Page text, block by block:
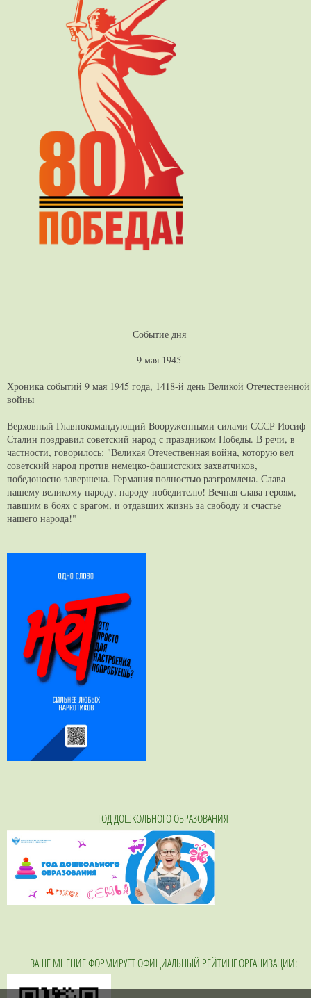
Событие дня
9 мая 1945
Хроника событий 9 мая 1945 года, 1418-й день Великой Отечественной
войны
Верховный Главнокомандующий Вооруженными силами СССР Иосиф
Сталин поздравил советский народ с праздником Победы. В речи, в
частности, говорилось: "Великая Отечественная война, которую вел
советский народ против немецко-фашистских захватчиков,
победоносно завершена. Германия полностью разгромлена. Слава
нашему великому народу, народу-победителю! Вечная слава героям,
павшим в боях с врагом, и отдавших жизнь за свободу и счастье
нашего народа!"
ГОД ДОШКОЛЬНОГО ОБРАЗОВАНИЯ
ВАШЕ МНЕНИЕ ФОРМИРУЕТ ОФИЦИАЛЬНЫЙ РЕЙТИНГ ОРГАНИЗАЦИИ: